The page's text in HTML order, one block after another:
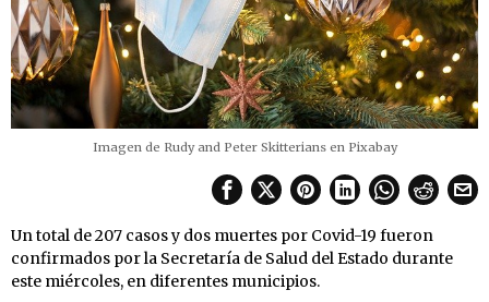
Imagen de Rudy and Peter Skitterians en Pixabay
Un total de 207 casos y dos muertes por Covid-19 fueron
confirmados por la Secretaría de Salud del Estado durante
este miércoles, en diferentes municipios.